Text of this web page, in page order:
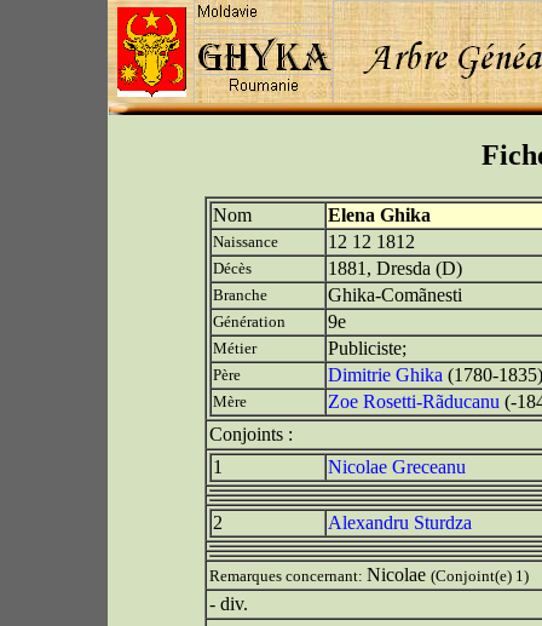
Nom Elena Ghika
Naissance 12 12 1812
Décès 1881, Dresda (D)
Branche Ghika-Comãnesti
Génération 9e
Métier Publiciste;
Père Dimitrie Ghika (1780-1835)
Mère Zoe Rosetti-Rãducanu (-
Conjoints :
1
Nicolae Greceanu
2 Alexandru Sturdza
Remarques concernant: Nicolae (Conjoint(e) 1)
- div.